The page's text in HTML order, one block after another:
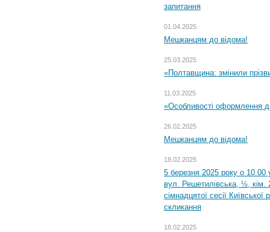
запитання
01.04.2025
Мешканцям до відома!
25.03.2025
«Полтавщина: змінили
11.03.2025
«Особливості оформлення
26.02.2025
Мешканцям до відома!
18.02.2025
5 березня 2025 року о 10.00
вул. Решетилівська, ½, кім.
сімнадцятої сесії
скликання
18.02.2025